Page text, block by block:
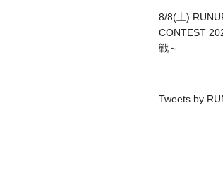
8/8(土)
CONTEST
戦～
Tweets by